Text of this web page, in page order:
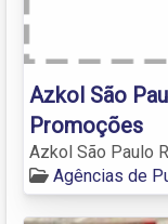
Azkol São
Promoções
Azkol São Paulo
Agências de